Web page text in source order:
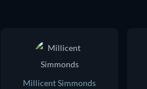
Millicent Simmonds